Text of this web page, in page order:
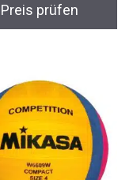
Preis prüfen